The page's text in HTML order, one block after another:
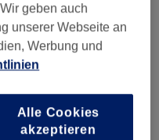
0,01 €
geben auch
unserer Webseite an
Werbung und
Alle Cookies
akzeptieren